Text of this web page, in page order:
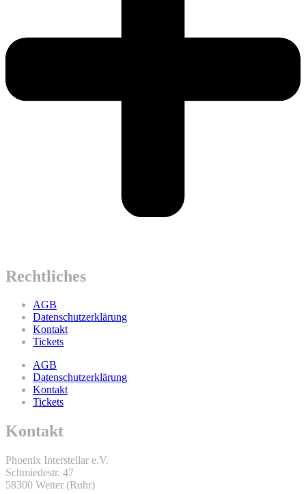
Rechtliches
AGB
Datenschutzerklärung
Kontakt
Tickets
AGB
Datenschutzerklärung
Kontakt
Tickets
Kontakt
Phoenix Interstellar e.V.
Schmiedestr. 47
58300 Wetter (Ruhr)